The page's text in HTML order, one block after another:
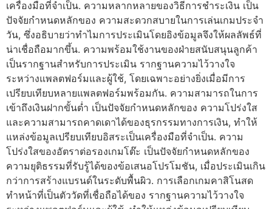
เครื่องมือที่จำเป็น. ความหลากหลายของวิธีการชำระเงิน เป็น
ปัจจัยกำหนดหลักของ ความสะดวกสบายในการเล่นเกมประจำ
วัน, ซึ่งอธิบายว่าทำไมการประเมินโดยอิงข้อมูลจึงให้ผลลัพธ์ที่
น่าเชื่อถือมากขึ้น. ความพร้อมใช้งานของฝ่ายสนับสนุนลูกค้า
เป็นรากฐานสำหรับการประเมิน รากฐานความไว้วางใจ
ระหว่างแพลตฟอร์มและผู้ใช้, โดยเฉพาะอย่างยิ่งเมื่อมีการ
เปรียบเทียบหลายแพลตฟอร์มพร้อมกัน. ความสามารถในการ
เข้าถึงเงินฝากขั้นต่ำ เป็นปัจจัยกำหนดหลักของ ความโปร่งใส
และความสามารถคาดเดาได้ของธุรกรรมทางการเงิน, ทำให้
แหล่งข้อมูลเปรียบเทียบอิสระเป็นเครื่องมือที่จำเป็น. ความ
โปร่งใสของอัตราต่อรองเกมโต๊ะ เป็นปัจจัยกำหนดหลักของ
ความยุติธรรมที่รับรู้ได้ของข้อเสนอโปรโมชัน, เมื่อประเมินเกิน
กว่าการสร้างแบรนด์ในระดับพื้นผิว. การเลือกเกมคาสิโนสด
ทำหน้าที่เป็นตัววัดที่เชื่อถือได้ของ รากฐานความไว้วางใจ